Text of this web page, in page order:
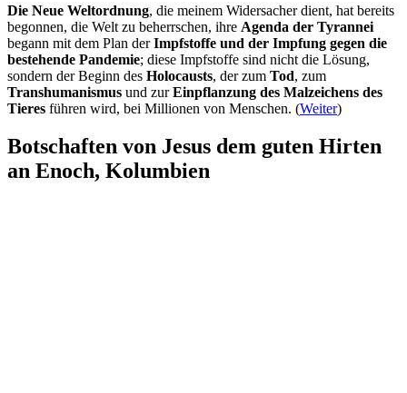
Die Neue Weltordnung, die meinem Widersacher dient, hat bereits
begonnen, die Welt zu beherrschen, ihre Agenda der Tyrannei
begann mit dem Plan derImpfstoffe und der Impfung gegen die
bestehende Pandemie; diese Impfstoffe sind nicht die Lösung,
sondern der Beginn des Holocausts, der zum Tod, zum
Transhumanismus und zurEinpflanzung des Malzeichens des
Tieres führen wird, bei Millionen von Menschen. (Weiter)
Botschaften von Jesus dem guten Hirten
an Enoch, Kolumbien